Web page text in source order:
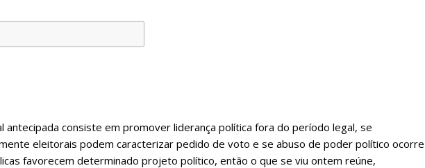
antecipada consiste em promover liderança política fora do período legal, se
eleitorais podem caracterizar pedido de voto e se abuso de poder político ocorre
favorecem determinado projeto político, então o que se viu ontem reúne,